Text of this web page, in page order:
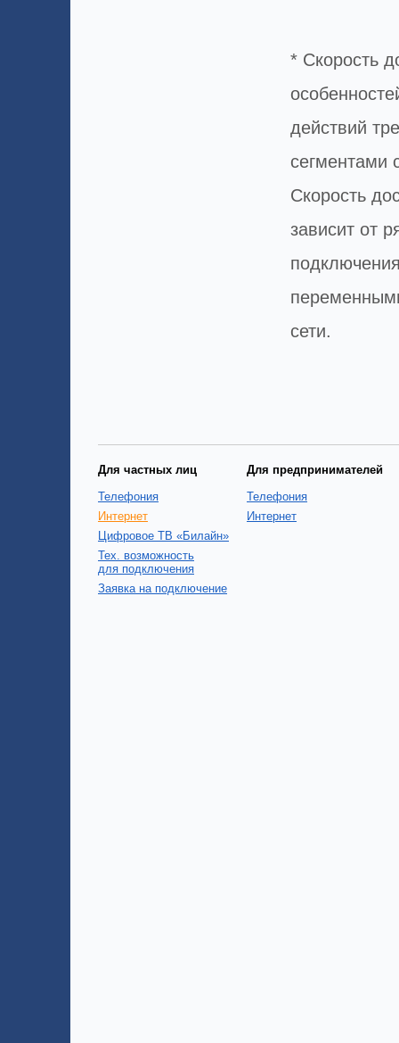
* Скорость
действий
сегментами
Скорость
зависит от
сети.
Для частных лиц
Телефония
Интернет
Цифровое ТВ «Билайн»
Тех. возможность
для подключения
Заявка на подключение
Для предпринимателей
Телефония
Интернет